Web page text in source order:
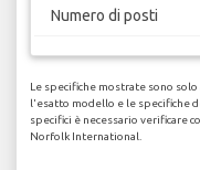
Numero di posti
Le specifiche mostrate sono
l'esatto modello e le specifiche
specifici è necessario verificare
Norfolk International.